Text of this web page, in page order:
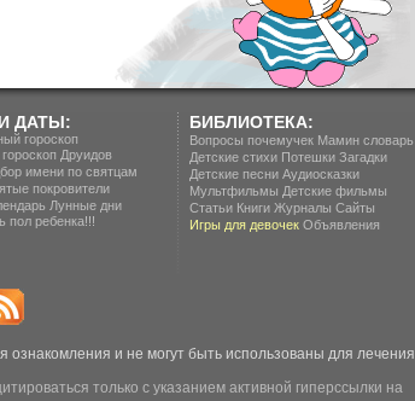
ДАТЫ:
гороскоп
Друидов
имени по святцам
покровители
Лунные дни
пол ребенка!!!
БИБЛИОТЕКА:
Вопросы почемучек Мамин словарь
Детские стихи Потешки Загадки
Детские песни Аудиосказки
Мультфильмы Детские фильмы
Статьи Книги Журналы Сайты
Игры для девочек Объявления
и не могут быть использованы для лечения
только с указанием активной гиперссылки на